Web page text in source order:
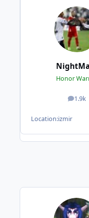
Honor
1.9k
posts
Location:izmir